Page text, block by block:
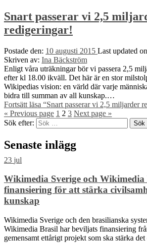
Snart passerar vi 2,5
redigeringar!
Postade den: 10 augusti 2015 Last updated
Skriven av: Ina Bäckström
Enligt våra uträkningar bör vi passera 2,5
efter kl 18.00 ikväll. Det här är en stor
Wikipedias vision: en värld där varje
bidra till summan av all kunskap.…
Fortsätt läsa “Snart passerar vi 2,5 miljarder
« Previous page 1 2 3 Next page »
Sök efter:
Senaste inlägg
23 jul
Wikimedia Sverige och
finansiering för att stärka
kunskap
Wikimedia Sverige och den brasilianska
Wikimedia Brasil har beviljats finansiering
gemensamt ettårigt projekt som ska stärka